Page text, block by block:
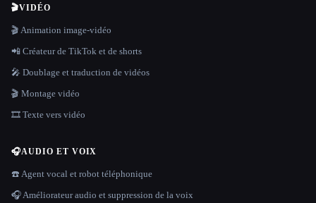
🎬VIDÉO
🎬 Animation image-vidéo
📲 Créateur de TikTok et de shorts
🎤 Doublage et traduction de vidéos
🎬 Montage vidéo
🎞️ Texte vers vidéo
🎧AUDIO ET VOIX
☎️ Agent vocal et robot téléphonique
🎧 Améliorateur audio et suppression de la voix